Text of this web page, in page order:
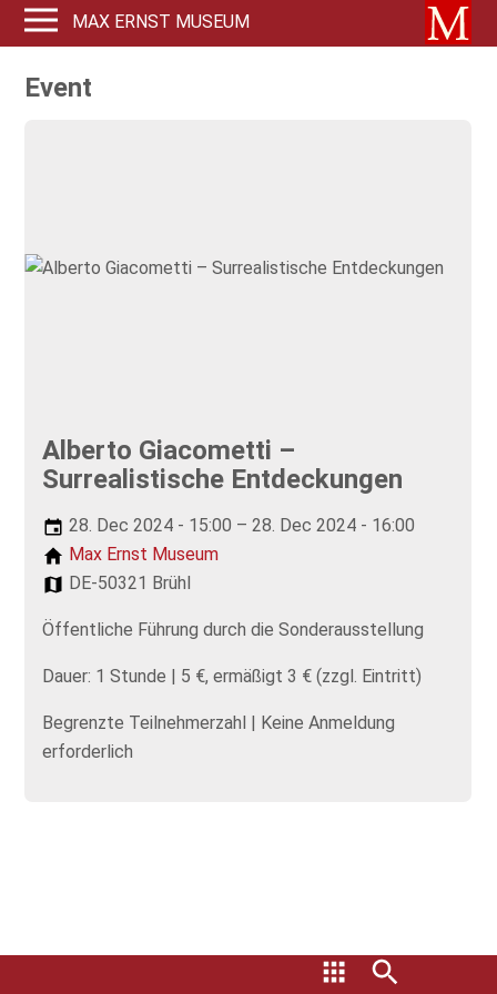
MAX ERNST MUSEUM
Event
Alberto Giacometti –
Surrealistische Entdeckungen
28. Dec 2024 - 15:00 – 28. Dec 2024 - 16:00
Max Ernst Museum
DE-50321 Brühl
Öffentliche Führung durch die Sonderausstellung
Dauer: 1 Stunde | 5 €, ermäßigt 3 € (zzgl. Eintritt)
Begrenzte Teilnehmerzahl | Keine Anmeldung
erforderlich